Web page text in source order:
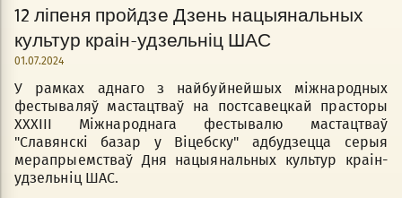
12 ліпеня пройдзе Дзень нацыянальных
культур краін-удзельніц ШАС
01.07.2024
У рамках аднаго з найбуйнейшых міжнародных
фестываляў мастацтваў на постсавецкай прасторы
ХХХIII Міжнароднага фестывалю мастацтваў
"Славянскі базар у Віцебску" адбудзецца серыя
мерапрыемстваў Дня нацыянальных культур краін-
удзельніц ШАС.